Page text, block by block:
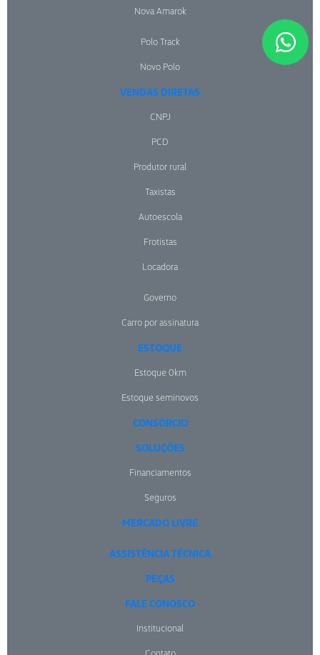
Nova Amarok
Polo Track
Novo Polo
VENDAS DIRETAS
CNPJ
PCD
Produtor rural
Taxistas
Autoescola
Frotistas
Locadora
Governo
Carro por assinatura
ESTOQUE
Estoque 0km
Estoque seminovos
CONSÓRCIO
SOLUÇÕES
Financiamentos
Seguros
MERCADO LIVRE
ASSISTÊNCIA TÉCNICA
PEÇAS
FALE CONOSCO
Institucional